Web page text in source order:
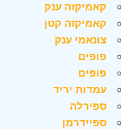
קאמיקזה ענק
קאמיקזה קטן
צונאמי ענק
פופים
פופים
עמדות יריד
ספירלה
ספיידרמן